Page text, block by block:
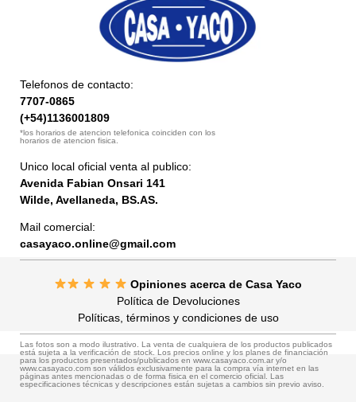
Telefonos de contacto:
7707-0865
(+54)1136001809
*los horarios de atencion telefonica coinciden con los
horarios de atencion fisica.
Unico local oficial venta al publico:
Avenida Fabian Onsari 141
Wilde, Avellaneda, BS.AS.
Mail comercial:
casayaco.online@gmail.com
Opiniones acerca de Casa Yaco
Política de Devoluciones
Políticas, términos y condiciones de uso
Las fotos son a modo ilustrativo. La venta de cualquiera de los productos publicados
está sujeta a la verificación de stock. Los precios online y los planes de financiación
para los productos presentados/publicados en www.casayaco.com.ar y/o
www.casayaco.com son válidos exclusivamente para la compra vía internet en las
páginas antes mencionadas o de forma fisica en el comercio oficial. Las
especificaciones técnicas y descripciones están sujetas a cambios sin previo aviso.